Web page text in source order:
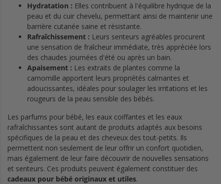
Hydratation : Elles contribuent à l'équilibre hydrique de la
peau et du cuir chevelu, permettant ainsi de maintenir une
barrière cutanée saine et résistante.
Rafraîchissement : Leurs senteurs agréables procurent
une sensation de fraîcheur immédiate, très appréciée lors
des chaudes journées d'été ou après un bain.
Apaisement : Les extraits de plantes comme la
camomille apportent leurs propriétés calmantes et
adoucissantes, idéales pour soulager les irritations et les
rougeurs de la peau sensible des bébés.
Les parfums pour bébé, les eaux coiffantes et les eaux
rafraîchissantes sont autant de produits adaptés aux besoins
spécifiques de la peau et des cheveux des tout-petits. Ils
permettent non seulement de leur offrir un confort quotidien,
mais également de leur faire découvrir de nouvelles sensations
et senteurs. Ces produits peuvent également constituer des
cadeaux pour bébé originaux et utiles.